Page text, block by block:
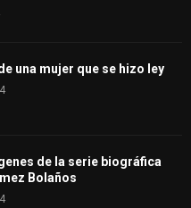
una mujer que se hizo ley
de la serie biográfica
Bolaños